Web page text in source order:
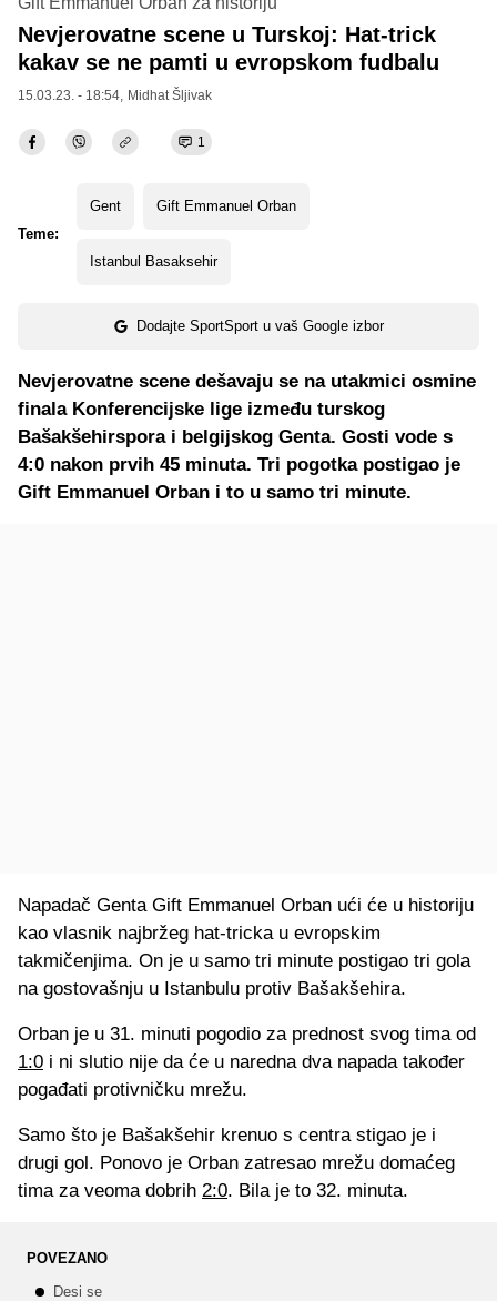
Nevjerovatne scene u Turskoj: Hat-trick
kakav se ne pamti u evropskom fudbalu
15.03.23. - 18:54, Midhat Šljivak
1
Teme:
Gent Gift Emmanuel Orban
Istanbul Basaksehir
Dodajte SportSport u vaš Google izbor
Nevjerovatne scene dešavaju se na utakmici osmine
finala Konferencijske lige između turskog
Bašakšehirspora i belgijskog Genta. Gosti vode s
4:0 nakon prvih 45 minuta. Tri pogotka postigao je
Gift Emmanuel Orban i to u samo tri minute.
Napadač Genta Gift Emmanuel Orban ući će u historiju
kao vlasnik najbržeg hat-tricka u evropskim
takmičenjima. On je u samo tri minute postigao tri gola
na gostovašnju u Istanbulu protiv Bašakšehira.
Orban je u 31. minuti pogodio za prednost svog tima od
1:0 i ni slutio nije da će u naredna dva napada također
pogađati protivničku mrežu.
Samo što je Bašakšehir krenuo s centra stigao je i
drugi gol. Ponovo je Orban zatresao mrežu domaćeg
tima za veoma dobrih 2:0. Bila je to 32. minuta.
POVEZANO
Desi se